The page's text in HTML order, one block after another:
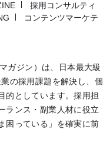
採用コンサルティ
コンテンツマーケテ
ガジン）は、日本最大級
の採用課題を解決し、個
的としています。採用担
ランス・副業人材に役立
困っている」を確実に前